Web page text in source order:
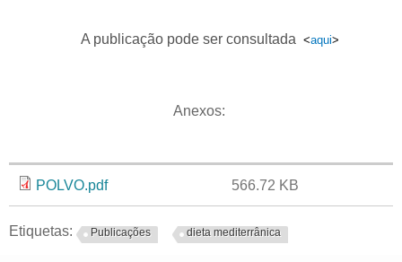
A publicação pode ser consultada <aqui>
Anexos:
POLVO.pdf 566.72 KB
Etiquetas: Publicações dieta mediterrânica